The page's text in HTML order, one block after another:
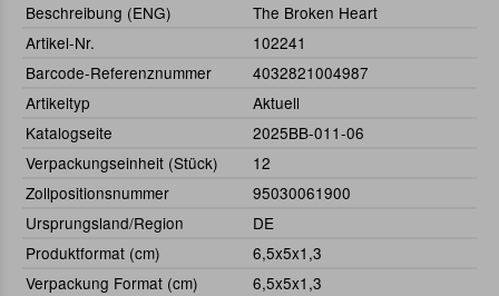
Beschreibung (ENG)
The Broken Heart
Artikel-Nr.
102241
Barcode-Referenznummer
4032821004987
Artikeltyp
Aktuell
Katalogseite
2025BB-011-06
Verpackungseinheit (Stück)
12
Zollpositionsnummer
95030061900
Ursprungsland/Region
DE
Produktformat (cm)
6,5x5x1,3
Verpackung Format (cm)
6,5x5x1,3